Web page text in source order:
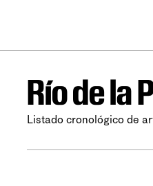
Río de la
Listado cronológico de